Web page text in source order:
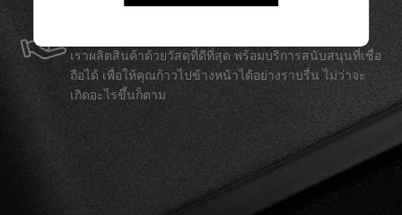
เราผลิตสินค้าด้วยวัสดุที่ดีที่สุด พร้อมบริการสนับสนุนที่เชื่อ
ถือได้ เพื่อให้คุณก้าวไปข้างหน้าได้อย่างราบรื่น ไม่ว่าจะ
เกิดอะไรขึ้นก็ตาม